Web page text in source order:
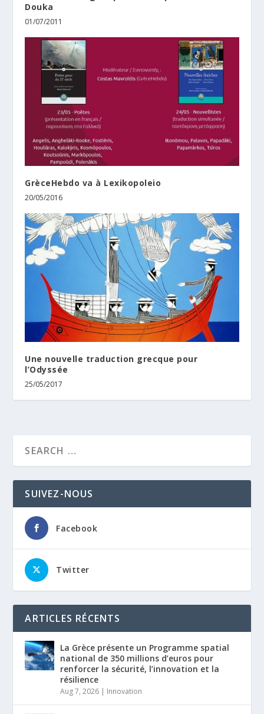
Douka
01/07/2011
GrèceHebdo va à Lexikopoleio
20/05/2016
Une nouvelle traduction grecque pour
l’Odyssée
25/05/2017
SUIVEZ-NOUS
Facebook
Twitter
ARTICLES RÉCENTS
La Grèce présente un Programme spatial
national de 350 millions d’euros pour
renforcer la sécurité, l’innovation et la
résilience
Aug 7, 2026 | Innovation